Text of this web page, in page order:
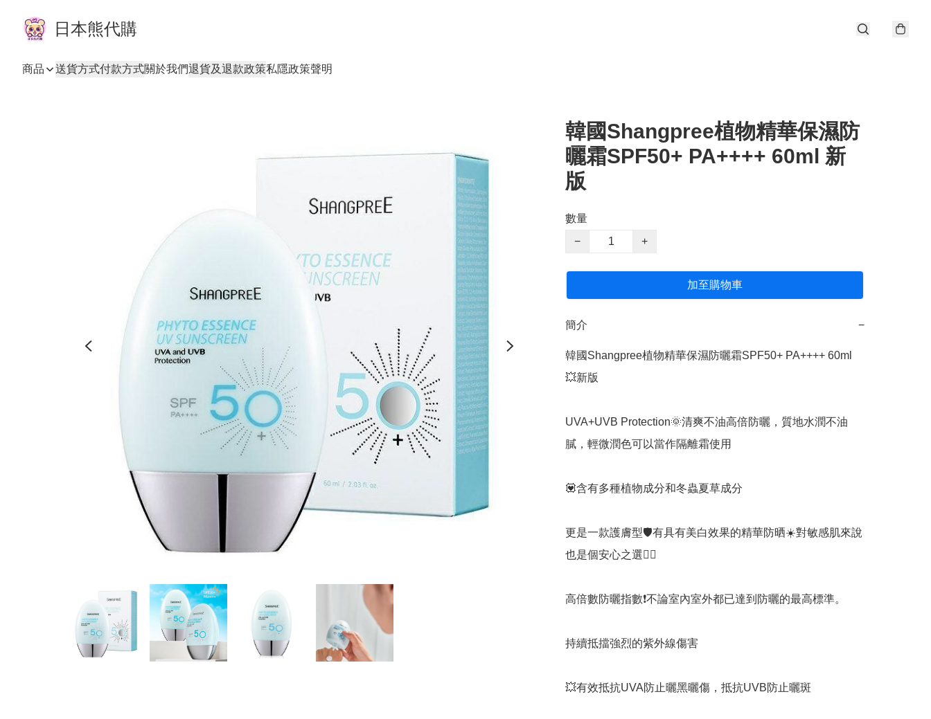
日本熊代購
商品 送貨方式付款方式關於我們退貨及退款政策私隱政策聲明
韓國Shangpree植物精華保濕防
曬霜SPF50+ PA++++ 60ml 新
版
數量
−
+
加至購物車
簡介 −
韓國Shangpree植物精華保濕防曬霜SPF50+ PA++++ 60ml
💥新版
UVA+UVB Protection🌞清爽不油高倍防曬，質地水潤不油
膩，輕微潤色可以當作隔離霜使用
💟含有多種植物成分和冬蟲夏草成分
更是一款護膚型🛡️有具有美白效果的精華防晒☀️對敏感肌來說
也是個安心之選👍🏻
高倍數防曬指數❗不論室內室外都已達到防曬的最高標準。
持續抵擋強烈的紫外線傷害
💥有效抵抗UVA防止曬黑曬傷，抵抗UVB防止曬斑